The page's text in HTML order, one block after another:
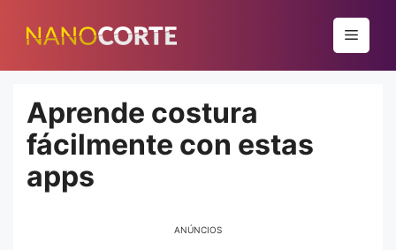
para
conteúdo
Menu
Aprende costura
fácilmente con estas
apps
ANÚNCIOS